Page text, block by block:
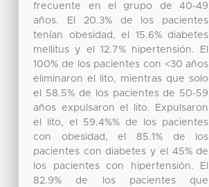
frecuente en el grupo de 40-49
años. El 20.3% de los pacientes
tenían obesidad, el 15.6% diabetes
mellitus y el 12.7% hipertensión. El
100% de los pacientes con <30 años
eliminaron el lito, mientras que solo
el 58.5% de los pacientes de 50-59
años expulsaron el lito. Expulsaron
el lito, el 59.4%% de los pacientes
con obesidad, el 85.1% de los
pacientes con diabetes y el 45% de
los pacientes con hipertensión. El
82.9% de los pacientes que